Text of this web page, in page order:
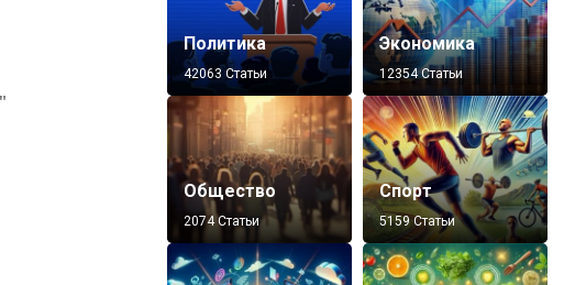
Политика
42063 Статьи
Экономика
12354 Статьи
Общество
2074 Статьи
Спорт
5159 Статьи